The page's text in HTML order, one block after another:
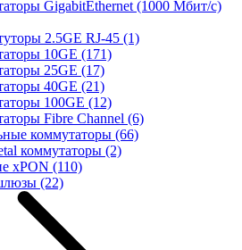
GigabitEthernet (1000 Мбит/с)
2.5GE RJ-45 (1)
10GE (171)
25GE (17)
40GE (21)
100GE (12)
Fibre Channel (6)
коммутаторы (66)
коммутаторы (2)
xPON (110)
(22)